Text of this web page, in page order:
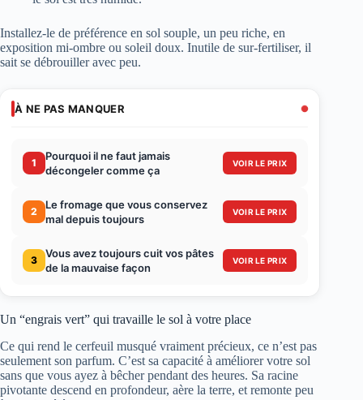
Installez-le de préférence en sol souple, un peu riche, en
exposition mi-ombre ou soleil doux. Inutile de sur-fertiliser, il
sait se débrouiller avec peu.
À NE PAS MANQUER
1
Pourquoi il ne faut jamais
décongeler comme ça
VOIR LE PRIX
2
Le fromage que vous conservez
mal depuis toujours
VOIR LE PRIX
3
Vous avez toujours cuit vos pâtes
de la mauvaise façon
VOIR LE PRIX
Un “engrais vert” qui travaille le sol à votre place
Ce qui rend le cerfeuil musqué vraiment précieux, ce n’est pas
seulement son parfum. C’est sa capacité à améliorer votre sol
sans que vous ayez à bêcher pendant des heures. Sa racine
pivotante descend en profondeur, aère la terre, et remonte peu